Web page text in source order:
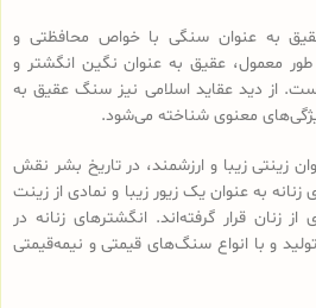
به عنوان سنگی با خواص محافظتی و
معمول، عقیق به عنوان نگین انگشتر و
از دید عقاید اسلامی نیز سنگ عقیق به
معنوی شناخته می‌شود.
زینتی زیبا و ارزشمند، در تاریخ بشر نقش
زنانه به عنوان یک زیور زیبا و نمادی از زینت
زنان قرار گرفته‌اند. انگشترهای زنانه در
و با انواع سنگ‌های قیمتی و نیمه‌قیمتی